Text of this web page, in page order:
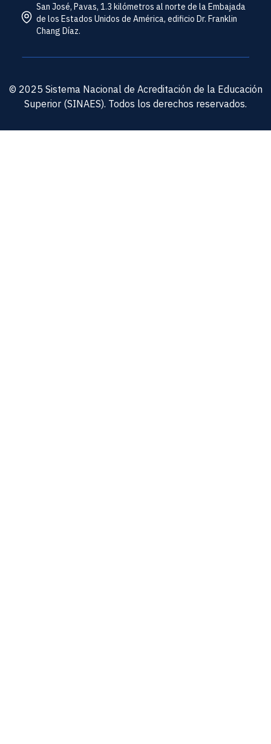
San José, Pavas, 1.3 kilómetros al norte de la Embajada
de los Estados Unidos de América, edificio Dr. Franklin
Chang Díaz.
© 2025 Sistema Nacional de Acreditación de la Educación
Superior (SINAES). Todos los derechos reservados.